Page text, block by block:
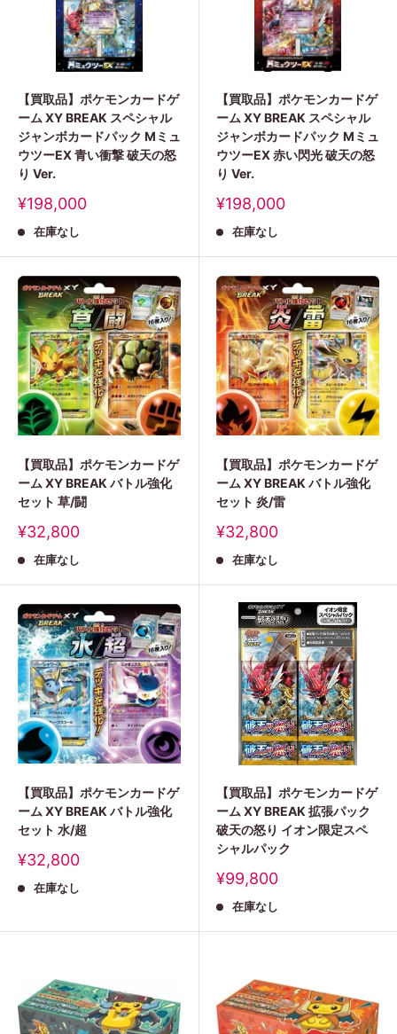
【買取品】ポケモンカードゲ
ーム XY BREAK スペシャル
ジャンボカードパック Mミュ
ウツーEX 青い衝撃 破天の怒
り Ver.
販
価
¥198,000
在庫なし
【買取品】ポケモンカードゲ
ーム XY BREAK スペシャル
ジャンボカードパック Mミュ
ウツーEX 赤い閃光 破天の怒
り Ver.
販
価
¥198,000
在庫なし
【買取品】ポケモンカードゲ
ーム XY BREAK バトル強化
セット 草/闘
販
価
¥32,800
在庫なし
【買取品】ポケモンカードゲ
ーム XY BREAK バトル強化
セット 炎/雷
販
価
¥32,800
在庫なし
【買取品】ポケモンカードゲ
ーム XY BREAK バトル強化
セット 水/超
販
価
¥32,800
在庫なし
【買取品】ポケモンカードゲ
ーム XY BREAK 拡張パック
破天の怒り イオン限定スペ
シャルパック
販
価
¥99,800
在庫なし